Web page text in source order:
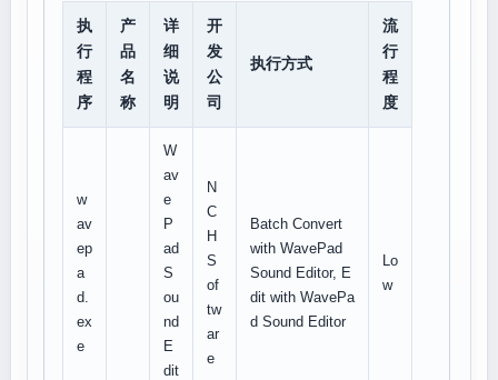
执
行
程
序
产
品
名
称
详
细
说
明
开
发
公
司
执行方式
流
行
程
度
w
av
ep
a
d.
ex
e
W
av
e
P
ad
S
ou
nd
E
dit
N
C
H
S
of
tw
ar
e
Batch Convert
with WavePad
Sound Editor, E
dit with WavePa
d Sound Editor
Lo
w